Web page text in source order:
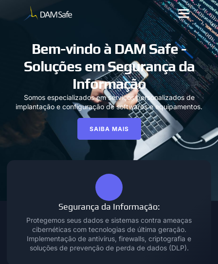
Bem-vindo à DAM Safe -
Soluções em Segurança da
Informação
Somos especializados em serviços personalizados de
implantação e configuração de softwares e equipamentos.
SAIBA MAIS
Segurança da Informação:
Protegemos seus dados e sistemas contra ameaças
cibernéticas com tecnologias de última geração.
Implementação de antivírus, firewalls, criptografia e
soluções de prevenção de perda de dados (DLP).